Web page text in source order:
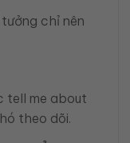
chỉ nên
tell me about
theo dõi.